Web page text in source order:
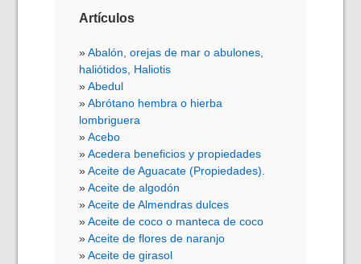
Artículos
Abalón, orejas de mar o abulones,
haliótidos, Haliotis
Abedul
Abrótano hembra o hierba
lombriguera
Acebo
Acedera beneficios y propiedades
Aceite de Aguacate (Propiedades).
Aceite de algodón
Aceite de Almendras dulces
Aceite de coco o manteca de coco
Aceite de flores de naranjo
Aceite de girasol